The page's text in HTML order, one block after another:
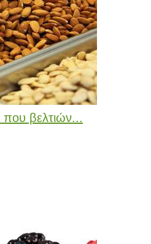
που βελτιών...